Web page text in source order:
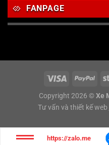
FANPAGE
Copyright 2026 © Xe
Tư vấn và thiết kế web
https://zalo.me/g/